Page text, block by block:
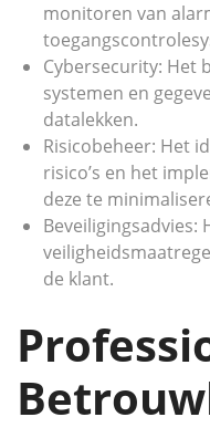
monitoren van
Cybersecurity: Het
systemen en
datalekken.
Risicobeheer: Het
risico’s en het
deze te
Beveiligingsadvies:
de klant.